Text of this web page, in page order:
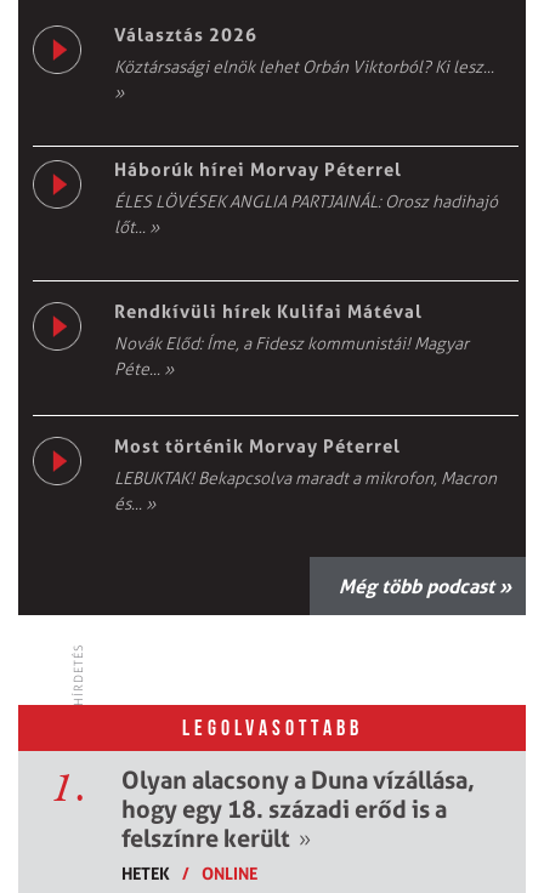
Választás 2026
Köztársasági elnök lehet Orbán Viktorból? Ki lesz...
»
Háborúk hírei Morvay Péterrel
ÉLES LÖVÉSEK ANGLIA PARTJAINÁL: Orosz hadihajó
lőt... »
Rendkívüli hírek Kulifai Mátéval
Novák Előd: Íme, a Fidesz kommunistái! Magyar
Péte... »
Most történik Morvay Péterrel
LEBUKTAK! Bekapcsolva maradt a mikrofon, Macron
és... »
Még több podcast »
HÍRDETÉS
LEGOLVASOTTABB
1.
Olyan alacsony a Duna vízállása,
hogy egy 18. századi erőd is a
felszínre került »
HETEK / ONLINE